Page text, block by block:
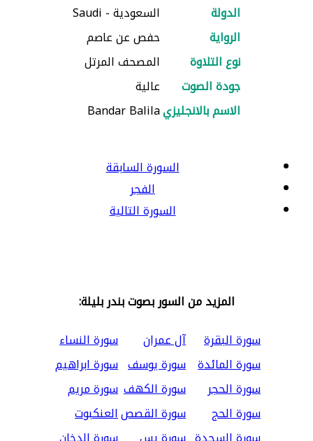
الدولة
السعودية - Saudi
الرواية
حفص عن عاصم
نوع التلاوة
المصحف المرتل
جودة الصوت
عالية
الاسم بالانجليزيBandar Balila
السورة السابقة
الفجر
السورة التالية
المزيد من السور بصوت بندر بليلة:
سورة البقرة
آل عمران
سورة النساء
سورة المائدة سورة يوسف سورة ابراهيم
سورة الحجر
سورة الكهف سورة مريم
سورة الحج
سورة القصصالعنكبوت